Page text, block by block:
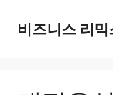
비즈니스 리믹